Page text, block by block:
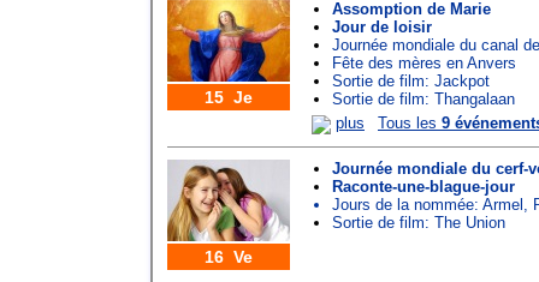
15 Je
Assomption de Marie
Jour de loisir
Journée mondiale du canal
Fête des mères en Anvers
Sortie de film: Jackpot
Sortie de film: Thangalaan
plus
Tous les 9
16 Ve
Journée mondiale du cerf-
Raconte-une-blague-jour
Jours de la nommée: Armel
Sortie de film: The Union